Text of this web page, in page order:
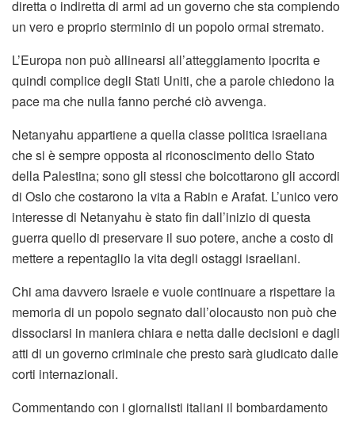
diretta o indiretta di armi ad un governo che sta compiendo
un vero e proprio sterminio di un popolo ormai stremato.
L’Europa non può allinearsi all’atteggiamento ipocrita e
quindi complice degli Stati Uniti, che a parole chiedono la
pace ma che nulla fanno perché ciò avvenga.
Netanyahu appartiene a quella classe politica israeliana
che si è sempre opposta al riconoscimento dello Stato
della Palestina; sono gli stessi che boicottarono gli accordi
di Oslo che costarono la vita a Rabin e Arafat. L’unico vero
interesse di Netanyahu è stato fin dall’inizio di questa
guerra quello di preservare il suo potere, anche a costo di
mettere a repentaglio la vita degli ostaggi israeliani.
Chi ama davvero Israele e vuole continuare a rispettare la
memoria di un popolo segnato dall’olocausto non può che
dissociarsi in maniera chiara e netta dalle decisioni e dagli
atti di un governo criminale che presto sarà giudicato dalle
corti internazionali.
Commentando con i giornalisti italiani il bombardamento